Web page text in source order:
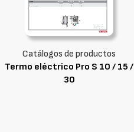
Catálogos de productos
Termo eléctrico Pro S 10 / 15 /
30